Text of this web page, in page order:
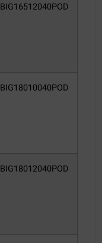
BIG16512040POD
BIG18010040POD
BIG18012040POD